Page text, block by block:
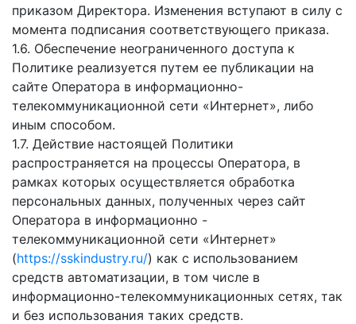
приказом Директора. Изменения вступают в силу с
момента подписания соответствующего приказа.
1.6. Обеспечение неограниченного доступа к
Политике реализуется путем ее публикации на
сайте Оператора в информационно-
телекоммуникационной сети «Интернет», либо
иным способом.
1.7. Действие настоящей Политики
распространяется на процессы Оператора, в
рамках которых осуществляется обработка
персональных данных, полученных через сайт
Оператора в информационно -
телекоммуникационной сети «Интернет»
(https://sskindustry.ru/) как с использованием
средств автоматизации, в том числе в
информационно-телекоммуникационных сетях, так
и без использования таких средств.